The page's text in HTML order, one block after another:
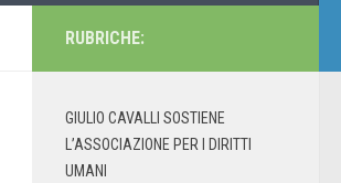
RUBRICHE:
GIULIO CAVALLI SOSTIENE
L’ASSOCIAZIONE PER I DIRITTI
UMANI